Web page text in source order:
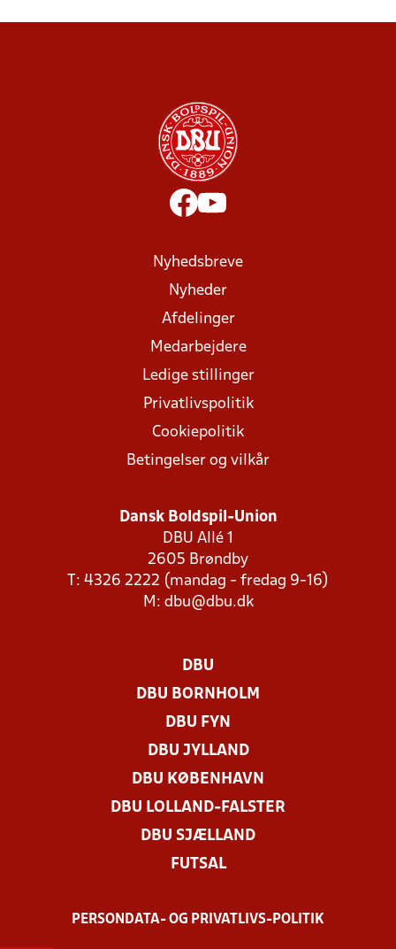
Nyhedsbreve
Nyheder
Afdelinger
Medarbejdere
Ledige stillinger
Privatlivspolitik
Cookiepolitik
Betingelser og vilkår
Dansk Boldspil-Union
DBU Allé 1
2605 Brøndby
T: 4326 2222 (mandag - fredag 9-16)
M: dbu@dbu.dk
DBU
DBU BORNHOLM
DBU FYN
DBU JYLLAND
DBU KØBENHAVN
DBU LOLLAND-FALSTER
DBU SJÆLLAND
FUTSAL
PERSONDATA- OG PRIVATLIVS-POLITIK